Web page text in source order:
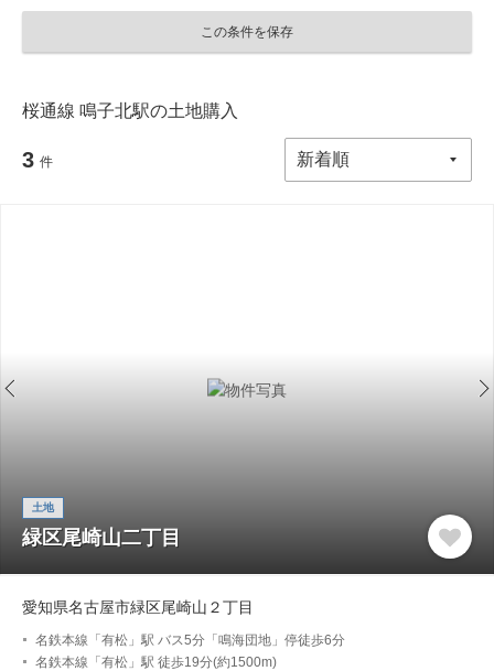
この条件を保存
桜通線 鳴子北駅の土地購入
3 件
土地
緑区尾崎山二丁目
愛知県名古屋市緑区尾崎山２丁目
名鉄本線「有松」駅 バス5分「鳴海団地」停徒歩6分
名鉄本線「有松」駅 徒歩19分(約1500m)